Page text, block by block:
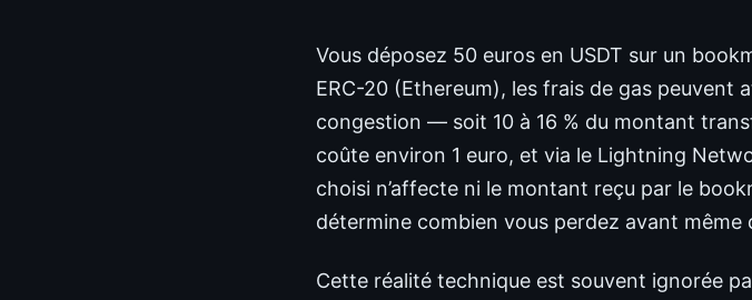
Vous déposez 50 euros en USDT sur un
ERC-20 (Ethereum), les frais de gas peuvent
congestion — soit 10 à 16 % du montant
coûte environ 1 euro, et via le Lightning
choisi n’affecte ni le montant reçu par le
détermine combien vous perdez avant même
Cette réalité technique est souvent ignorée